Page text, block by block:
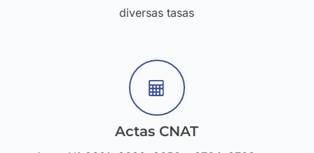
diversas tasas
Actas CNAT